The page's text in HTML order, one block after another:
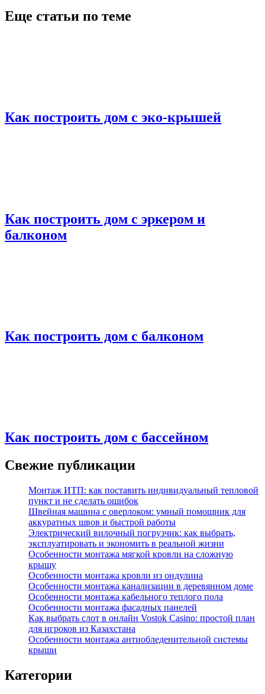
Еще статьи по теме
Как построить дом с эко-крышей
Как построить дом с эркером и
балконом
Как построить дом с балконом
Как построить дом с бассейном
Свежие публикации
Монтаж ИТП: как поставить индивидуальный тепловой
пункт и не сделать ошибок
Швейная машина с оверлоком: умный помощник для
аккуратных швов и быстрой работы
Электрический вилочный погрузчик: как выбрать,
эксплуатировать и экономить в реальной жизни
Особенности монтажа мягкой кровли на сложную
крышу
Особенности монтажа кровли из ондулина
Особенности монтажа канализации в деревянном доме
Особенности монтажа кабельного теплого пола
Особенности монтажа фасадных панелей
Как выбрать слот в онлайн Vostok Casino: простой план
для игроков из Казахстана
Особенности монтажа антиобледенительной системы
крыши
Категории